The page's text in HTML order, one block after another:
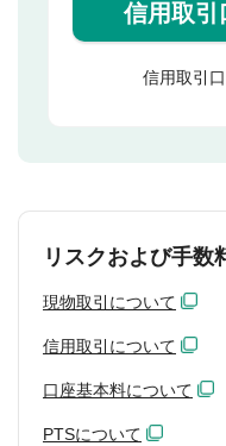
信用取引
信用取引
リスクおよび手数
現物取引について
信用取引について
口座基本料について
PTSについて